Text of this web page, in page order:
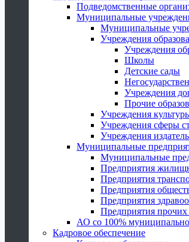
Подведомственные
Муниципальные
Муниципальные
Учреждения
Учреждения
Школы
Детские сады
Учреждения
Прочие
Учреждения
Учреждения сферы
Учреждения
Муниципальные
Муниципальные
Предприятия
Предприятия
Предприятия
Предприятия
Предприятия прочих
АО со 100%
Кадровое обеспечение